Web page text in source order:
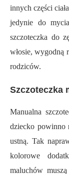
innych części
jedynie do
szczoteczka do
włosie, wygodną
rodziców.
Szczoteczka
Manualna
dziecko powinno
ustną. Tak
kolorowe
maluchów